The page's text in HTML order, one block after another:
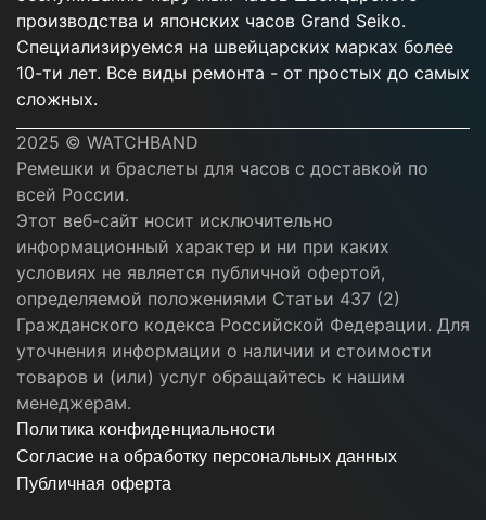
производства и японских часов Grand Seiko.
Специализируемся на швейцарских марках более
10-ти лет. Все виды ремонта - от простых до самых
сложных.
2025 © WATCHBAND
Ремешки и браслеты для часов с доставкой по
всей России.
Этот веб-сайт носит исключительно
информационный характер и ни при каких
условиях не является публичной офертой,
определяемой положениями Статьи 437 (2)
Гражданского кодекса Российской Федерации. Для
уточнения информации о наличии и стоимости
товаров и (или) услуг обращайтесь к нашим
менеджерам.
Политика конфиденциальности
Согласие на обработку персональных данных
Публичная оферта